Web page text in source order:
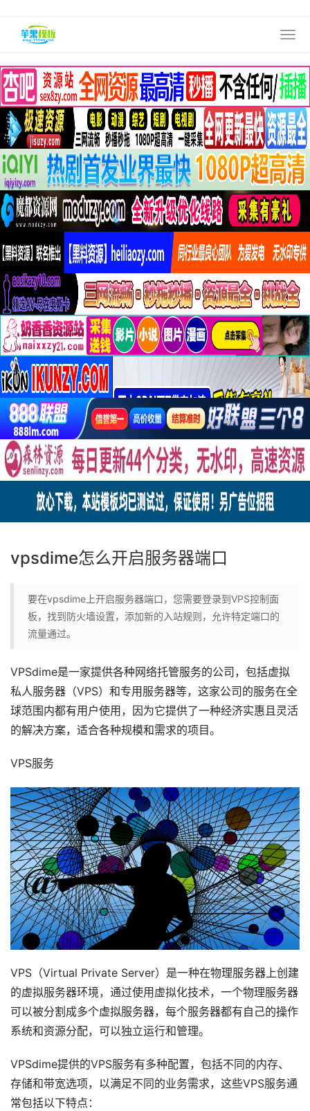
vpsdime怎么开启服务器端口
要在vpsdime上开启服务器端口，您需要登录到VPS控制面
板，找到防火墙设置，添加新的入站规则，允许特定端口的
流量通过。
VPSdime是一家提供各种网络托管服务的公司，包括虚拟
私人服务器（VPS）和专用服务器等，这家公司的服务在全
球范围内都有用户使用，因为它提供了一种经济实惠且灵活
的解决方案，适合各种规模和需求的项目。
VPS服务
VPS（Virtual Private Server）是一种在物理服务器上创建
的虚拟服务器环境，通过使用虚拟化技术，一个物理服务器
可以被分割成多个虚拟服务器，每个服务器都有自己的操作
系统和资源分配，可以独立运行和管理。
VPSdime提供的VPS服务有多种配置，包括不同的内存、
存储和带宽选项，以满足不同的业务需求，这些VPS服务通
常包括以下特点：